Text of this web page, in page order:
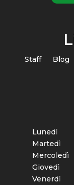
Staff Blog
Lunedì
Martedì
Mercoledì
Giovedì
Venerdì